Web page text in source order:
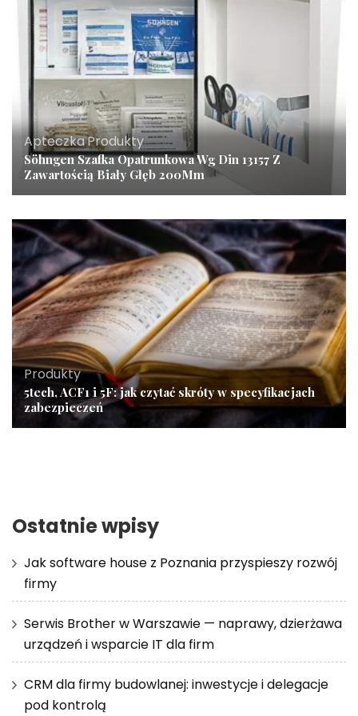
Apteczka,Produkty
Söhngen Szafka Opatrunkowa Wg Din 13157 Z
Zawartością Biały Głęb 200Mm
Produkty
5tech, ACF1 i 5F: jak czytać skróty w specyfikacjach
zabezpieczeń
Ostatnie wpisy
Jak software house z Poznania przyspieszy rozwój
firmy
Serwis Brother w Warszawie — naprawy, dzierżawa
urządzeń i wsparcie IT dla firm
CRM dla firmy budowlanej: inwestycje i delegacje
pod kontrolą